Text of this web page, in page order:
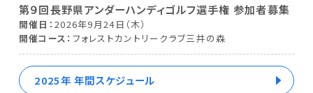
第９回長野県アンダーハンディゴルフ選手権 参加者募集
開催日
2026年9月24日（木）
開催コース
フォレストカントリークラブ三井の森
2025年 年間スケジュール